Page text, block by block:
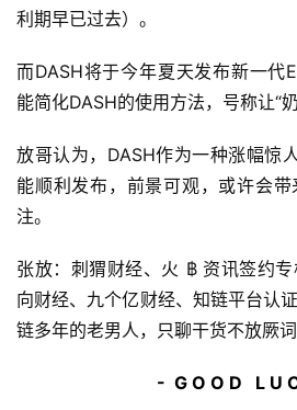
利期早已过去）。
而DASH将于今年夏天发布新一代
能简化DASH的使用方法，号称让“
放哥认为，DASH作为一种涨幅惊
能顺利发布，前景可观，或许会
注。
张放：刺猬财经、火 ฿ 资讯签约
向财经、九个亿财经、知链平台认
链多年的老男人，只聊干货不放厥词
-  G O O D   L U